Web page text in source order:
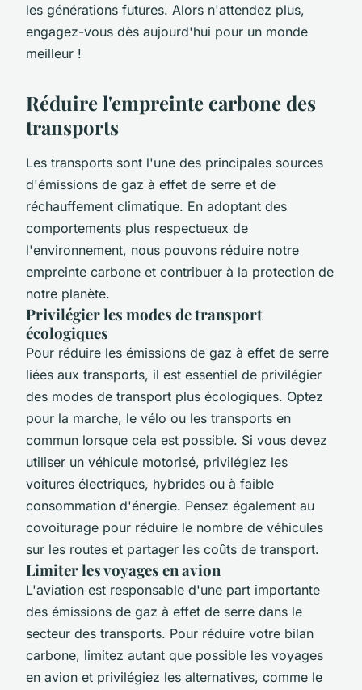
les générations futures. Alors n'attendez plus,
engagez-vous dès aujourd'hui pour un monde
meilleur !
Réduire l'empreinte carbone des
transports
Les transports sont l'une des principales sources
d'émissions de gaz à effet de serre et de
réchauffement climatique. En adoptant des
comportements plus respectueux de
l'environnement, nous pouvons réduire notre
empreinte carbone et contribuer à la protection de
notre planète.
Privilégier les modes de transport
écologiques
Pour réduire les émissions de gaz à effet de serre
liées aux transports, il est essentiel de privilégier
des modes de transport plus écologiques. Optez
pour la marche, le vélo ou les transports en
commun lorsque cela est possible. Si vous devez
utiliser un véhicule motorisé, privilégiez les
voitures électriques, hybrides ou à faible
consommation d'énergie. Pensez également au
covoiturage pour réduire le nombre de véhicules
sur les routes et partager les coûts de transport.
Limiter les voyages en avion
L'aviation est responsable d'une part importante
des émissions de gaz à effet de serre dans le
secteur des transports. Pour réduire votre bilan
carbone, limitez autant que possible les voyages
en avion et privilégiez les alternatives, comme le